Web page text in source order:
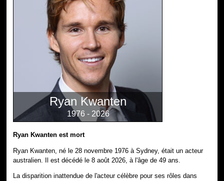
Ryan Kwanten
1976 - 2026
Ryan Kwanten est mort
Ryan Kwanten, né le 28 novembre 1976 à Sydney, était un acteur
australien. Il est décédé le 8 août 2026, à l'âge de 49 ans.
La disparition inattendue de l'acteur célèbre pour ses rôles dans